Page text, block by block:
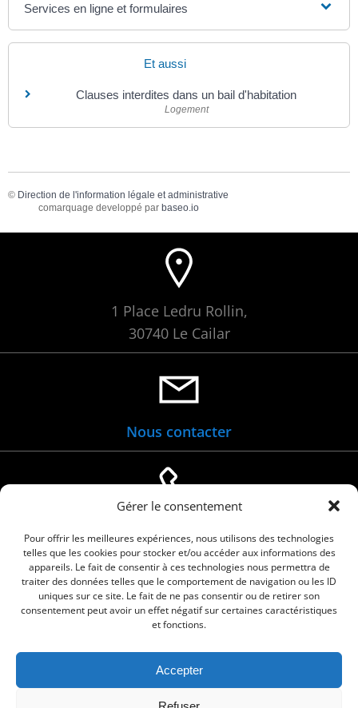
Gérer le consentement
Pour offrir les meilleures expériences, nous utilisons des technologies
telles que les cookies pour stocker et/ou accéder aux informations des
appareils. Le fait de consentir à ces technologies nous permettra de
traiter des données telles que le comportement de navigation ou les ID
uniques sur ce site. Le fait de ne pas consentir ou de retirer son
consentement peut avoir un effet négatif sur certaines caractéristiques
et fonctions.
Accepter
Services en ligne et formulaires
Et aussi
Clauses interdites dans un bail d'habitation
Logement
© Direction de l'information légale et administrative
comarquage developpé par baseo.io
1 Place Ledru Rollin,
30740 Le Cailar
Nous contacter
04 66 88 01 05